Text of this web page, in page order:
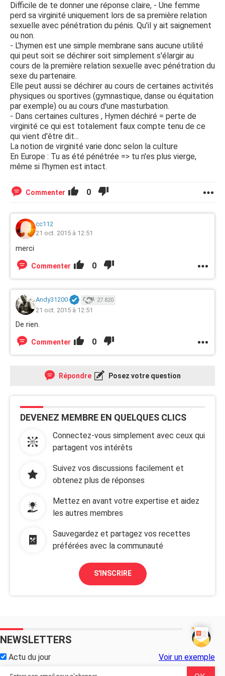
Difficile de te donner une réponse claire, - Une femme
perd sa virginité uniquement lors de sa première relation
sexuelle avec pénétration du pénis. Qu'il y ait saignement
ou non.
- L'hymen est une simple membrane sans aucune utilité
qui peut soit se déchirer soit simplement s'élargir au
cours de la première relation sexuelle avec pénétration du
sexe du partenaire.
Elle peut aussi se déchirer au cours de certaines activités
physiques ou sportives (gymnastique, danse ou équitation
par exemple) ou au cours d'une masturbation.
- Dans certaines cultures , Hymen déchiré = perte de
virginité ce qui est totalement faux compte tenu de ce
qui vient d'être dit...
La notion de virginité varie donc selon la culture
En Europe : Tu as été pénétrée => tu n'es plus vierge,
même si l'hymen est intact.
Commenter 0
cc112
21 oct. 2015 à 12:51
merci
Commenter 0
Andy31200 27 820
21 oct. 2015 à 12:51
De rien.
Commenter 0
Répondre Posez votre question
DEVENEZ MEMBRE EN QUELQUES CLICS
Connectez-vous simplement avec ceux qui
partagent vos intérêts
Suivez vos discussions facilement et
obtenez plus de réponses
Mettez en avant votre expertise et aidez
les autres membres
Sauvegardez et partagez vos recettes
préférées avec la communauté
S'INSCRIRE
NEWSLETTERS
Actu du jour Voir un exemple